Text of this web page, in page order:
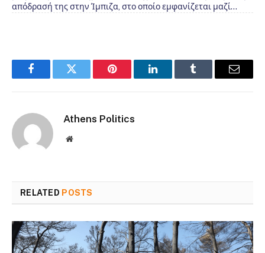
απόδρασή της στην Ίμπιζα, στο οποίο εμφανίζεται μαζί…
FacebookTwitter Pinterest LinkedInTumblr Email
Athens Politics
Website
RELATED POSTS